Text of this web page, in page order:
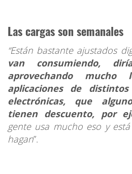
Las cargas son semanales
“Están bastante ajustados
van consumiendo,
aprovechando
aplicaciones de
electrónicas, que
tienen descuento, por
gente usa mucho eso y
hagan”.